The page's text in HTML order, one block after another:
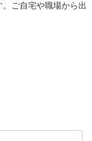
ご自宅や職場から出